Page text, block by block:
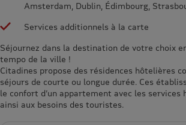
Amsterdam, Dublin, Édimbourg,
Services additionnels à la carte
Séjournez dans la destination de votre choix
tempo de la ville !
Citadines propose des résidences hôtelières
séjours de courte ou longue durée. Ces
le confort d’un appartement avec les services
ainsi aux besoins des touristes.